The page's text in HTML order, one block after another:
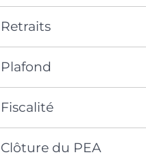
Retraits
Plafond
Fiscalité
Clôture du PEA